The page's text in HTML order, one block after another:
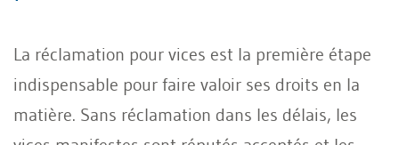
La réclamation pour vices est la première étape
indispensable pour faire valoir ses droits en la
matière. Sans réclamation dans les délais, les